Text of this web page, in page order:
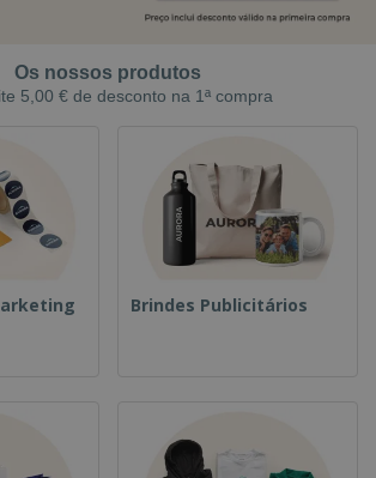
Os nossos produtos
5,00 € de desconto na 1ª compra
Brindes Publicitários